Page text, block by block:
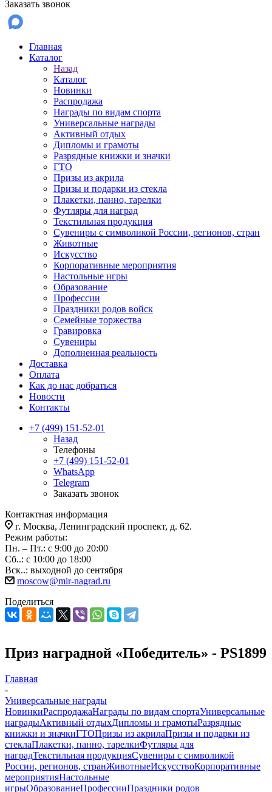
Заказать звонок
Главная
Каталог
Назад
Каталог
Новинки
Распродажа
Награды по видам спорта
Универсальные награды
Активный отдых
Дипломы и грамоты
Разрядные книжки и значки
ГТО
Призы из акрила
Призы и подарки из стекла
Плакетки, панно, тарелки
Футляры для наград
Текстильная продукция
Сувениры с символикой России, регионов, стран
Животные
Искусство
Корпоративные мероприятия
Настольные игры
Образование
Профессии
Праздники родов войск
Семейные торжества
Гравировка
Сувениры
Дополненная реальность
Доставка
Оплата
Как до нас добраться
Новости
Контакты
+7 (499) 151-52-01
Назад
Телефоны
+7 (499) 151-52-01
WhatsApp
Telegram
Заказать звонок
Контактная информация
г. Москва, Ленинградский проспект, д. 62.
Режим работы:
Пн. – Пт.: с 9:00 до 20:00
Сб..: с 10:00 до 18:00
Вск..: выходной до сентября
moscow@mir-nagrad.ru
Поделиться
Приз наградной «Победитель» - PS1899
Главная
-
Универсальные награды
НовинкиРаспродажаНаграды по видам спортаУниверсальные
наградыАктивный отдыхДипломы и грамотыРазрядные
книжки и значкиГТОПризы из акрилаПризы и подарки из
стеклаПлакетки, панно, тарелкиФутляры для
наградТекстильная продукцияСувениры с символикой
России, регионов, странЖивотныеИскусствоКорпоративные
мероприятияНастольные
игрыОбразованиеПрофессииПраздники родов